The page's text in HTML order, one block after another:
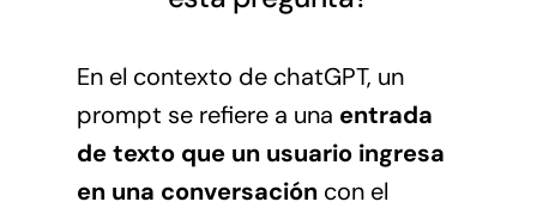
En el contexto de chatGPT, un
prompt se refiere a una entrada
de texto que un usuario ingresa
en una conversación con el